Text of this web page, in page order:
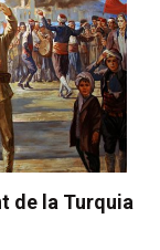
de la Turquia